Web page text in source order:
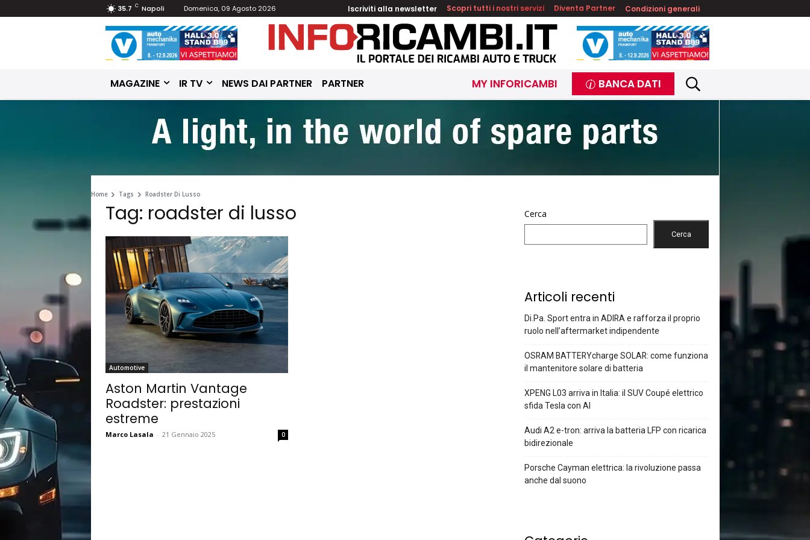
35.7 C Napoli Domenica, 09 Agosto 2026 Iscriviti alla newsletter Scopri tutti i nostri servizi Diventa Partner Condizioni generali
MAGAZINE IR TV NEWS DAI PARTNER PARTNER MY INFORICAMBI BANCA DATI
Home Tags Roadster Di Lusso
Tag: roadster di lusso
Automotive
Aston Martin Vantage
Roadster: prestazioni
estreme
Marco Lasala - 21 Gennaio 2025 0
Cerca
Cerca
Articoli recenti
Di.Pa. Sport entra in ADIRA e rafforza il proprio
ruolo nell’aftermarket indipendente
OSRAM BATTERYcharge SOLAR: come funziona
il mantenitore solare di batteria
XPENG L03 arriva in Italia: il SUV Coupé elettrico
sfida Tesla con AI
Audi A2 e-tron: arriva la batteria LFP con ricarica
bidirezionale
Porsche Cayman elettrica: la rivoluzione passa
anche dal suono